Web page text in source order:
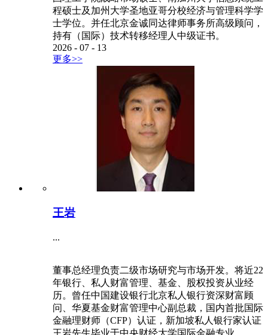
程硕士及加州大学圣地亚哥分校经济与管理科学学
士学位。并任北京金诚同达律师事务所高级顾问，
持有（国际）技术转移经理人中级证书。
2026 - 07 - 13
更多>>
王岩
...
董事总经理负责二级市场研究与市场开发。将近22
年银行、私人财富管理、基金、股权投资从业经
历。曾任中国建设银行北京私人银行资深财富顾
问、华夏基金财富管理中心副总裁，国内首批国际
金融理财师（CFP）认证，新加坡私人银行家认证
王岩先生毕业于中央财经大学国际金融专业